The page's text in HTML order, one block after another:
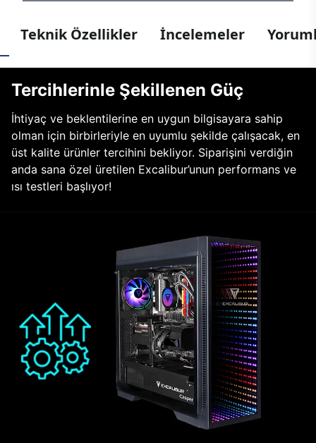
Teknik Özellikler İncelemeler
Tercihlerinle Şekillenen Güç
İhtiyaç ve beklentilerine en uygun bilgisayara sahip
olman için birbirleriyle en uyumlu şekilde çalışacak, en
üst kalite ürünler tercihini bekliyor. Siparişini verdiğin
anda sana özel üretilen Excalibur’unun performans ve
ısı testleri başlıyor!